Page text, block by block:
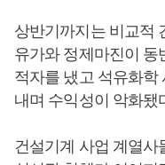
상반기까지는 비교적
유가와 정제마진이 동
적자를 냈고 석유화학
내며 수익성이 악화됐
건설기계 사업 계열사